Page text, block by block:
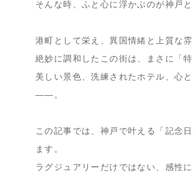
そんな時、ふと心に浮かぶのが神戸
港町として栄え、異国情緒と上質な
絶妙に調和したこの街は、まさに「
美しい景色、洗練されたホテル、心
——。
この記事では、神戸で叶える「記念
ます。
ラグジュアリーだけではない、感性